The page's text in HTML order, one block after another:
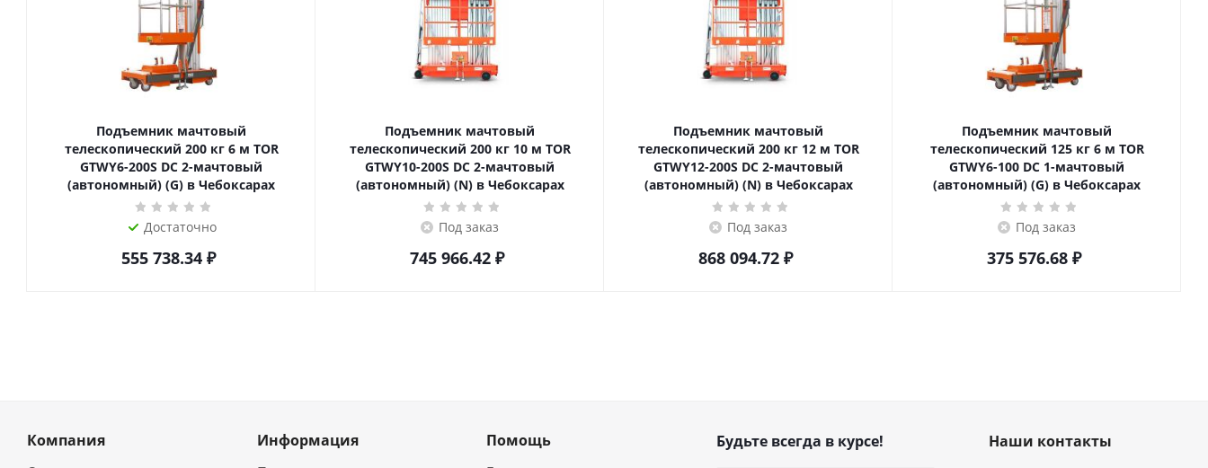
Подъемник мачтовый
телескопический 200 кг 6 м TOR
GTWY6-200S DC 2-мачтовый
(автономный) (G) в Чебоксарах
Достаточно
555 738.34₽
Подъемник мачтовый
телескопический 200 кг 10 м TOR
GTWY10-200S DC 2-мачтовый
(автономный) (N) в Чебоксарах
Под заказ
745 966.42₽
Подъемник мачтовый
телескопический 200 кг 12 м TOR
GTWY12-200S DC 2-мачтовый
(автономный) (N) в Чебоксарах
Под заказ
868 094.72₽
Подъемник мачтовый
телескопический 125 кг 6 м TOR
GTWY6-100 DC 1-мачтовый
(автономный) (G) в Чебоксарах
Под заказ
375 576.68₽
Компания Информация Помощь Будьте всегда в курсе! Наши контакты